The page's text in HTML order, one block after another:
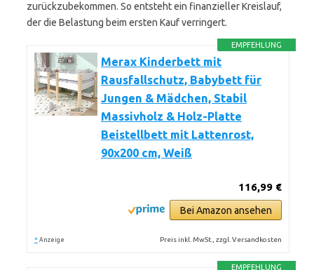
zurückzubekommen. So entsteht ein finanzieller Kreislauf,
der die Belastung beim ersten Kauf verringert.
EMPFEHLUNG
Merax Kinderbett mit
Rausfallschutz, Babybett für
Jungen & Mädchen, Stabil
Massivholz & Holz-Platte
Beistellbett mit Lattenrost,
90x200 cm, Weiß
116,99 €
Bei Amazon ansehen
* Anzeige Preis inkl. MwSt., zzgl. Versandkosten
EMPFEHLUNG